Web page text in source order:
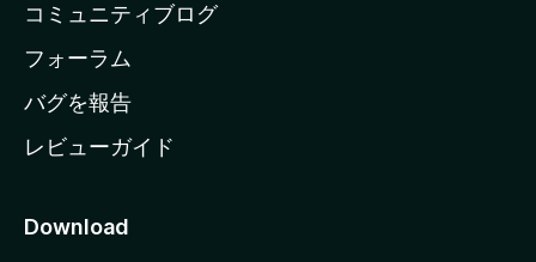
ー
ジ
へ
コミュニティブログ
フォーラム
バグを報告
レビューガイド
Download